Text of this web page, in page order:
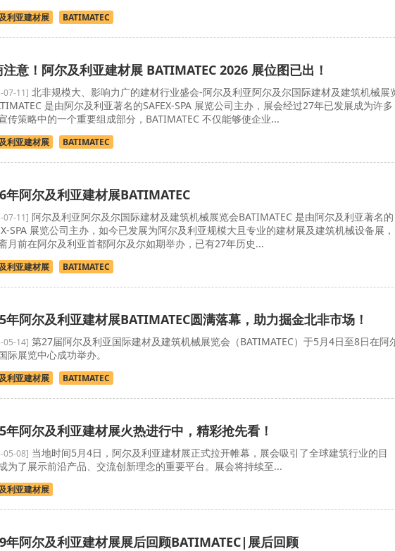
利亚建材展 BATIMATEC
注意！阿尔及利亚建材展 BATIMATEC 2026 展位图已出！
07-11] 北非规模大、影响力广的建材行业盛会-阿尔及利亚阿尔及尔国际建材及建筑机械展
是由阿尔及利亚著名的SAFEX-SPA 展览公司主办，展会经过27年已发展成为许多
传策略中的一个重要组成部分，BATIMATEC 不仅能够使企业...
利亚建材展 BATIMATEC
年阿尔及利亚建材展BATIMATEC
07-11] 阿尔及利亚阿尔及尔国际建材及建筑机械展览会BATIMATEC 是由阿尔及利亚著名的
SPA 展览公司主办，如今已发展为阿尔及利亚规模大且专业的建材展及建筑机械设备展，
月前在阿尔及利亚首都阿尔及尔如期举办，已有27年历史...
利亚建材展 BATIMATEC
年阿尔及利亚建材展BATIMATEC圆满落幕，助力掘金北非市场！
05-14] 第27届阿尔及利亚国际建材及建筑机械展览会（BATIMATEC）于5月4日至8日在阿
际展览中心成功举办。
利亚建材展 BATIMATEC
年阿尔及利亚建材展火热进行中，精彩抢先看！
05-08] 当地时间5月4日，阿尔及利亚建材展正式拉开帷幕，展会吸引了全球建筑行业的目
为了展示前沿产品、交流创新理念的重要平台。展会将持续至...
利亚建材展
年阿尔及利亚建材展展后回顾BATIMATEC|展后回顾